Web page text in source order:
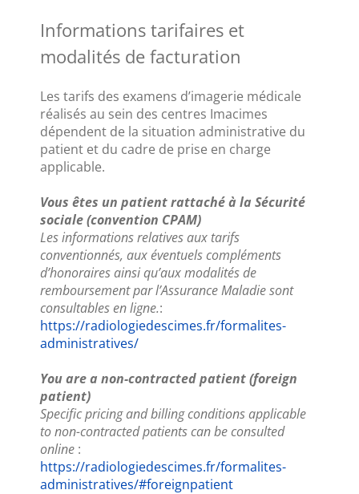
Informations tarifaires et
modalités de facturation
Les tarifs des examens d’imagerie médicale
réalisés au sein des centres Imacimes
dépendent de la situation administrative du
patient et du cadre de prise en charge
applicable.
Vous êtes un patient rattaché à la Sécurité
sociale (convention CPAM)
Les informations relatives aux tarifs
conventionnés, aux éventuels compléments
d’honoraires ainsi qu’aux modalités de
remboursement par l’Assurance Maladie sont
consultables en ligne.:
https://radiologiedescimes.fr/formalites-
administratives/
You are a non-contracted patient (foreign
patient)
Specific pricing and billing conditions applicable
to non-contracted patients can be consulted
online :
https://radiologiedescimes.fr/formalites-
administratives/#foreignpatient